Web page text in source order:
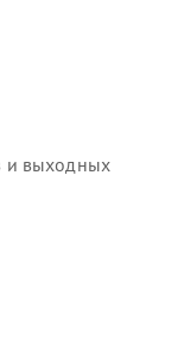
и выходных